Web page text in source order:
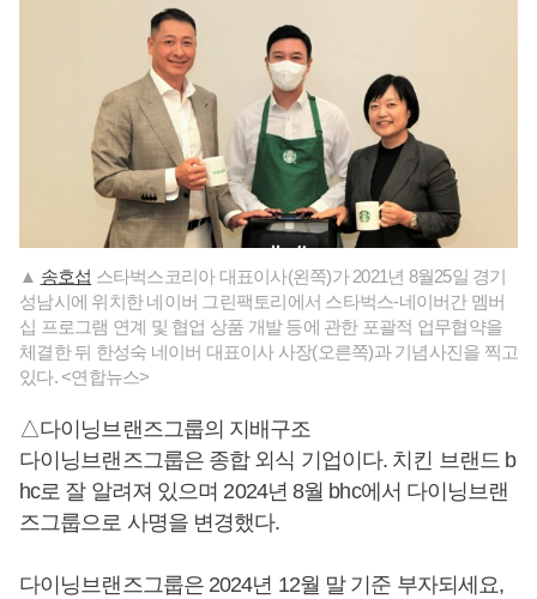
▲ 송호섭 스타벅스코리아 대표이사(왼쪽)가 2021년 8월25일 경기
성남시에 위치한 네이버 그린팩토리에서 스타벅스-네이버간 멤버
십 프로그램 연계 및 협업 상품 개발 등에 관한 포괄적 업무협약을
체결한 뒤 한성숙 네이버 대표이사 사장(오른쪽)과 기념사진을 찍고
있다. <연합뉴스>
△다이닝브랜즈그룹의 지배구조
다이닝브랜즈그룹은 종합 외식 기업이다. 치킨 브랜드 b
hc로 잘 알려져 있으며 2024년 8월 bhc에서 다이닝브랜
즈그룹으로 사명을 변경했다.
다이닝브랜즈그룹은 2024년 12월 말 기준 부자되세요,